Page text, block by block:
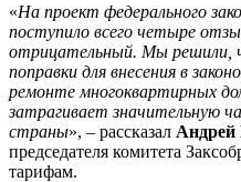
«На проект федерального
поступило всего четыре
отрицательный. Мы решили,
поправки для внесения в
ремонте многоквартирных
затрагивает значительную
страны», – рассказал Андрей
председателя комитета
тарифам.